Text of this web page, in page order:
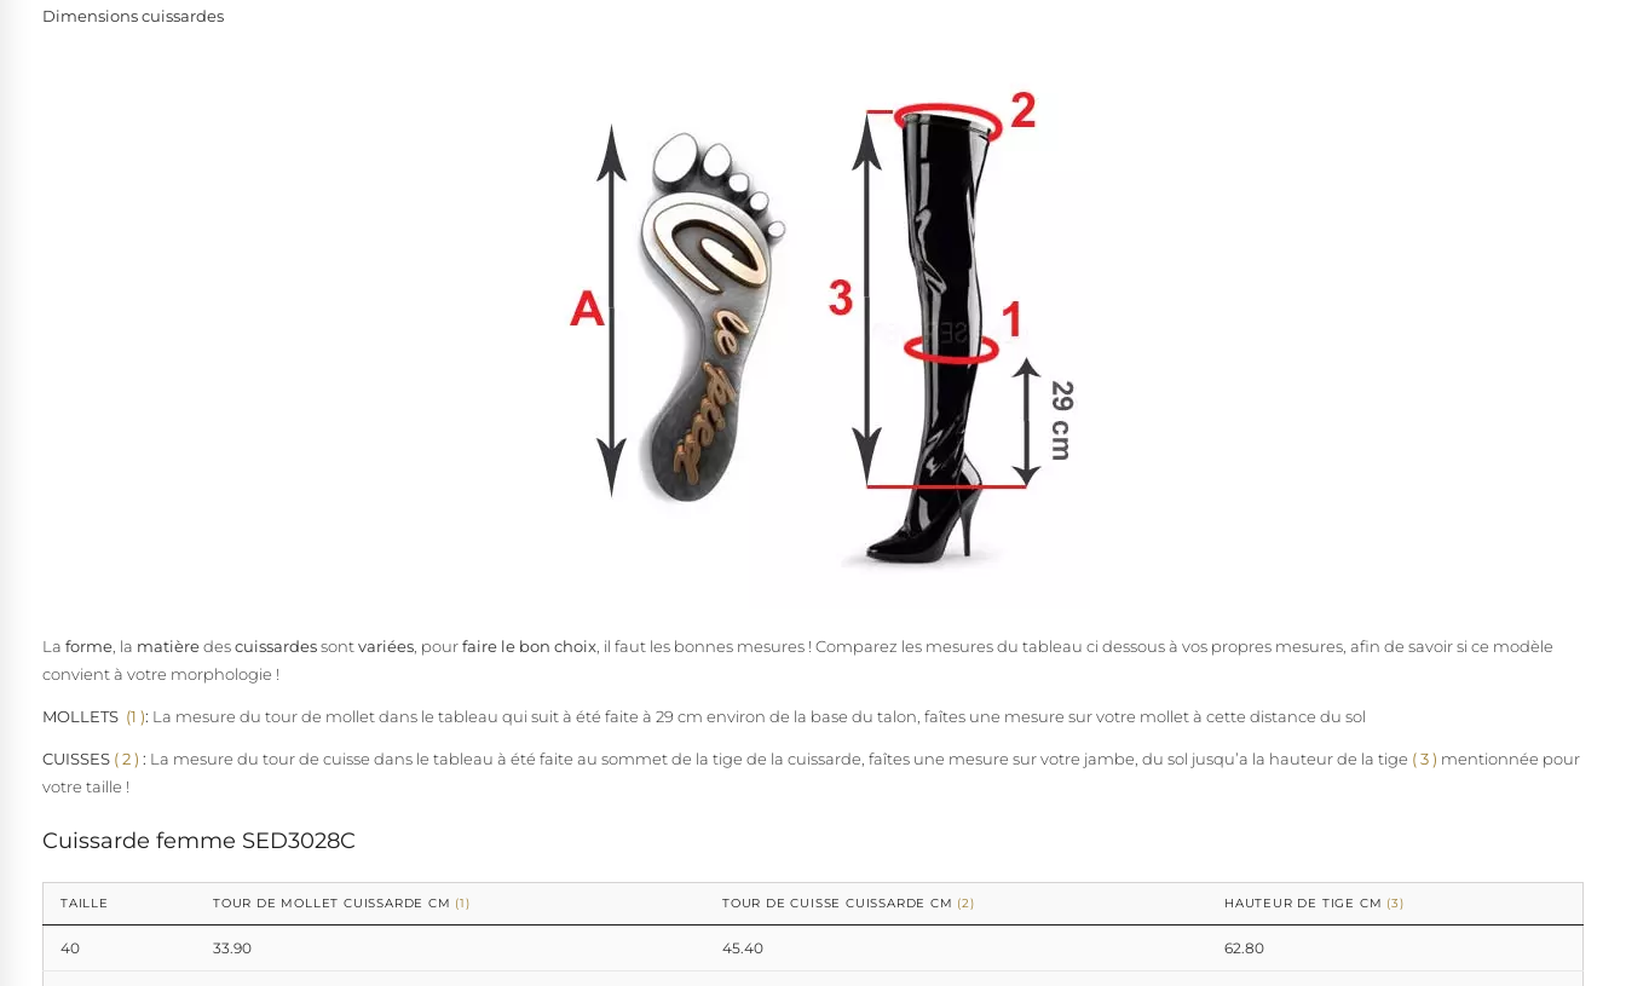
Dimensions cuissardes
La forme , la matièredescuissardessontvariées , pourfaire le bon choix , il faut les bonnes mesures ! Comparez les mesures du tableau ci dessous à vos propres mesures, afin de savoir si ce modèle
convient à votre morphologie !
MOLLETS (1 ): La mesure du tour de mollet dans le tableau qui suit à été faite à 29 cm environ de la base du talon, faîtes une mesure sur votre mollet à cette distance du sol
CUISSES ( 2) : La mesure du tour de cuisse dans le tableau à été faite au sommet de la tige de la cuissarde, faîtes une mesure sur votre jambe, du sol jusqu’a la hauteur de la tige ( 3 ) mentionnée pour
votre taille !
Cuissarde femme SED3028C
TAILLE TOUR DE MOLLET CUISSARDE CM (1) TOUR DE CUISSE CUISSARDE CM (2) HAUTEUR DE TIGE CM (3)
40 33.90 45.40 62.80